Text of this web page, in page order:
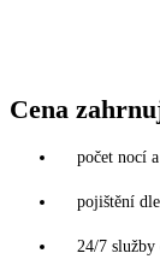
Cena
počet nocí
pojištění
24/7 služby